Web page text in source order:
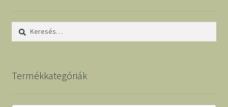
Keresés:
Termékkategóriák